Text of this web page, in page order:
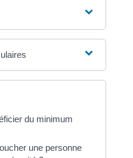
du minimum
une personne